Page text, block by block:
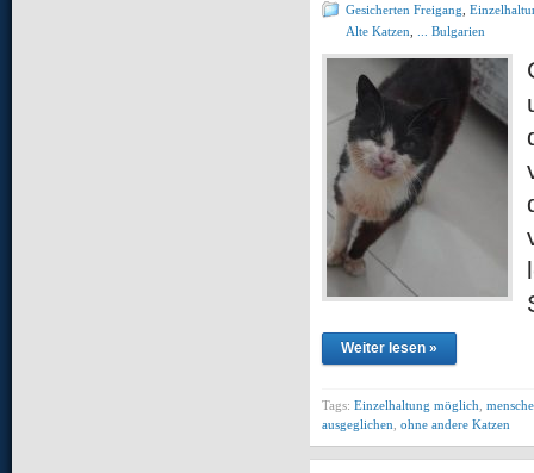
Gesicherten Freigang
Alte Katzen
... Bulgarien
Weiter lesen »
Tags: Einzelhaltung möglich
ausgeglichen ohne andere Katzen